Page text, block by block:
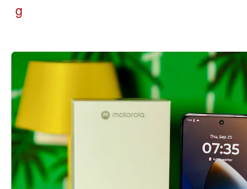
Galaxy Tab A11+ 5G zur spannenden
ergänzt.
g